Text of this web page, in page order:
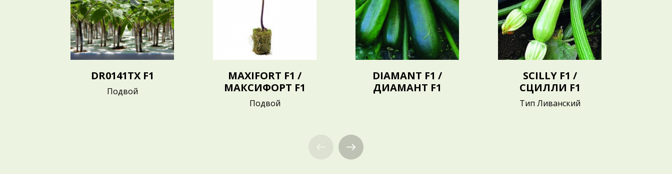
DR0141TX F1
Подвой
MAXIFORT F1 /
МАКСИФОРТ F1
Подвой
DIAMANT F1 /
ДИАМАНТ F1
SCILLY F1 /
СЦИЛЛИ F1
Тип Ливанский